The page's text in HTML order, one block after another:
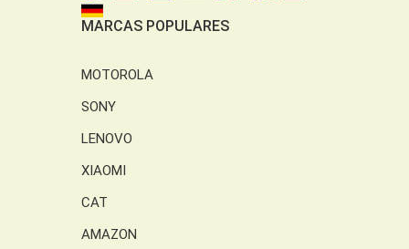
MARCAS POPULARES
MOTOROLA
SONY
LENOVO
XIAOMI
CAT
AMAZON